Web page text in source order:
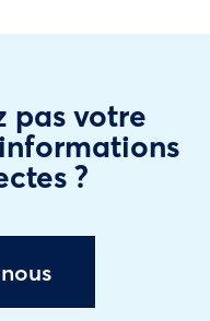
pas votre
?